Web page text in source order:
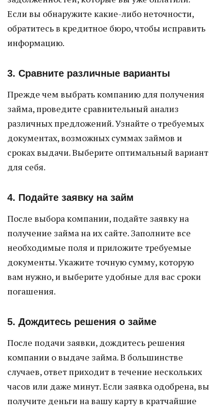
Если вы обнаружите какие-либо неточности,
обратитесь в кредитное бюро, чтобы исправить
информацию.
3. Сравните различные варианты
Прежде чем выбрать компанию для получения
займа, проведите сравнительный анализ
различных предложений. Узнайте о требуемых
документах, возможных суммах займов и
сроках выдачи. Выберите оптимальный вариант
для себя.
4. Подайте заявку на займ
После выбора компании, подайте заявку на
получение займа на их сайте. Заполните все
необходимые поля и приложите требуемые
документы. Укажите точную сумму, которую
вам нужно, и выберите удобные для вас сроки
погашения.
5. Дождитесь решения о займе
После подачи заявки, дождитесь решения
компании о выдаче займа. В большинстве
случаев, ответ приходит в течение нескольких
часов или даже минут. Если заявка одобрена, вы
получите деньги на вашу карту в кратчайшие